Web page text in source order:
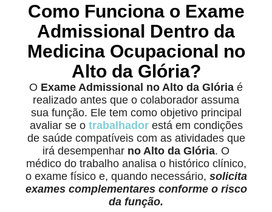
Como Funciona o Exame
Admissional Dentro da
Medicina Ocupacional no
Alto da Glória?
O Exame Admissional no Alto da Glória é
realizado antes que o colaborador assuma
sua função. Ele tem como objetivo principal
avaliar se o trabalhador está em condições
de saúde compatíveis com as atividades que
irá desempenhar no Alto da Glória. O
médico do trabalho analisa o histórico clínico,
o exame físico e, quando necessário, solicita
exames complementares conforme o risco
da função.